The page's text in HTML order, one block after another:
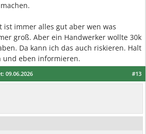
ist immer alles gut aber wen was
groß. Aber ein Handwerker wollte 30k
Da kann ich das auch riskieren. Halt
und eben informieren.
#13
09.06.2026